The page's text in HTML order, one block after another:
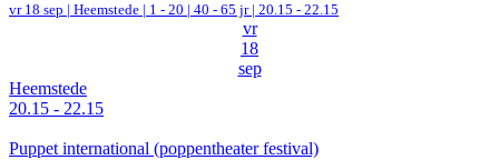
vr 18 sep | Heemstede | 1 - 20 | 40 - 65 jr | 20.15 - 22.15
vr
18
sep
Heemstede
20.15 - 22.15
Puppet international (poppentheater festival)